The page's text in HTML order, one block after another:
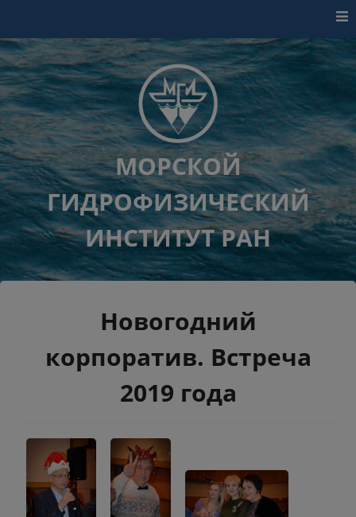
МОРСКОЙ
ГИДРОФИЗИЧЕСКИЙ
ИНСТИТУТ РАН
Новогодний
корпоратив. Встреча
2019 года